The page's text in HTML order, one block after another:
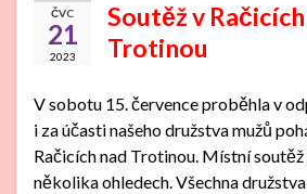
ČVC
21
2023
Soutěž v
Trotinou
V sobotu 15. července proběhla v
i za účasti našeho družstva mužů
Račicích nad Trotinou. Místní
několika ohledech. Všechna